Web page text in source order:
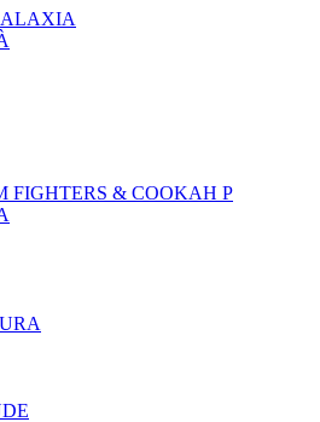
FIGHTERS & COOKAH P